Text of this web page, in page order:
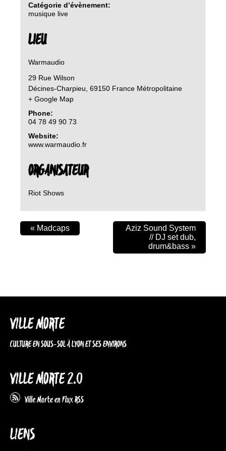
Catégorie d’évènement:
musique live
LIEU
Warmaudio
29 Rue Wilson
Décines-Charpieu 69150 France Métropolitaine
+ Google Map
Phone:
04 78 49 90 73
Website:
www.warmaudio.fr
ORGANISATEUR
Riot Shows
« Madcaps
Aziz Sound System
// DJ set dub,
drum&bass »
VILLE MORTE
CULTURE EN SOUS-SOL À LYON ET SES ENVIRONS
VILLE MORTE 2.0
Ville Morte en Flux RSS
LIENS